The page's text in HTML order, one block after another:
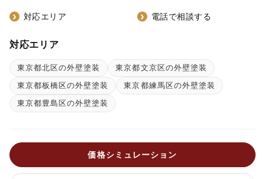
対応エリア 電話で相談する
対応エリア
東京都北区の外壁塗装
東京都文京区の外壁塗装
東京都板橋区の外壁塗装
東京都練馬区の外壁塗装
東京都豊島区の外壁塗装
価格シミュレーション